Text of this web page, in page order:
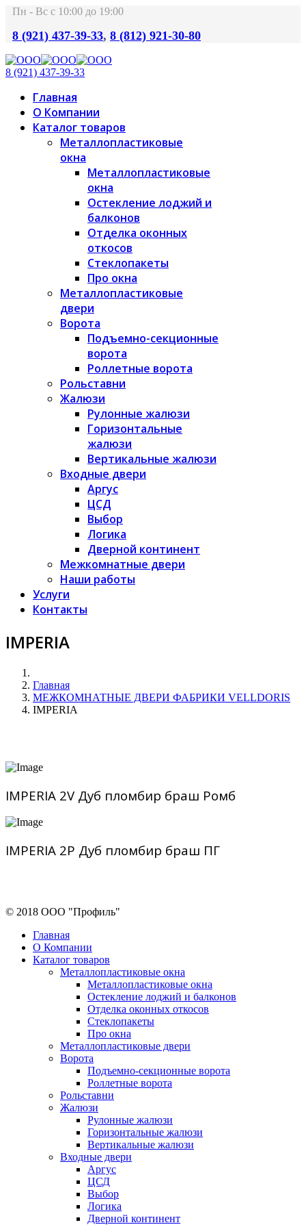
Пн - Вс с 10:00 до 19:00
8 (921) 437-39-33, 8 (812) 921-30-80
8 (921) 437-39-33
Главная
О Компании
Каталог товаров
Металлопластиковые
окна
Металлопластиковые
окна
Остекление лоджий и
балконов
Отделка оконных
откосов
Стеклопакеты
Про окна
Металлопластиковые
двери
Ворота
Подъемно-секционные
ворота
Роллетные ворота
Рольставни
Жалюзи
Рулонные жалюзи
Горизонтальные
жалюзи
Вертикальные жалюзи
Входные двери
Аргус
ЦСД
Выбор
Логика
Дверной континент
Межкомнатные двери
Наши работы
Услуги
Контакты
IMPERIA
Главная
МЕЖКОМНАТНЫЕ ДВЕРИ ФАБРИКИ VELLDORIS
IMPERIA
IMPERIA 2V Дуб пломбир браш Ромб
IMPERIA 2P Дуб пломбир браш ПГ
© 2018 ООО "Профиль"
Главная
О Компании
Каталог товаров
Металлопластиковые окна
Металлопластиковые окна
Остекление лоджий и балконов
Отделка оконных откосов
Стеклопакеты
Про окна
Металлопластиковые двери
Ворота
Подъемно-секционные ворота
Роллетные ворота
Рольставни
Жалюзи
Рулонные жалюзи
Горизонтальные жалюзи
Вертикальные жалюзи
Входные двери
Аргус
ЦСД
Выбор
Логика
Дверной континент